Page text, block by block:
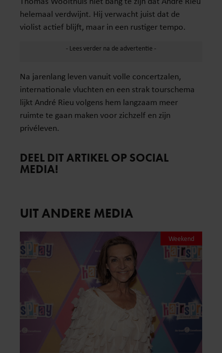
helemaal verdwijnt. Hij verwacht juist dat de
violist actief blijft, maar in een rustiger tempo.
Na jarenlang leven vanuit volle concertzalen,
internationale vluchten en een strak tourschema
lijkt André Rieu volgens hem langzaam meer
ruimte te gaan maken voor zichzelf en zijn
privéleven.
DEEL DIT ARTIKEL OP SOCIAL
MEDIA!
UIT ANDERE MEDIA
Weekend